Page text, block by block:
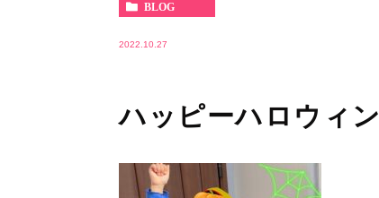
BLOG
2022.10.27
ハッピーハロウィン